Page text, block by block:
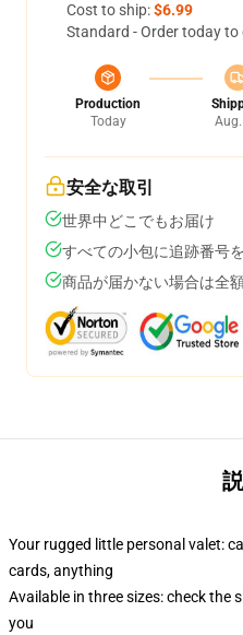
Cost to ship:$6.99
Standard - Order today to
Production
Today
安全な取引
世界中どこでもお届け
すべての小包に追跡番号
商品が届かない場合は全
Your rugged little personal valet:
cards, anything
Available in three sizes: check the
you